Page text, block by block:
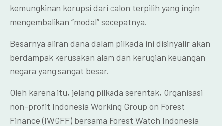
kemungkinan korupsi dari calon terpilih yang ingin
mengembalikan “modal” secepatnya.
Besarnya aliran dana dalam pilkada ini disinyalir akan
berdampak kerusakan alam dan kerugian keuangan
negara yang sangat besar.
Oleh karena itu, jelang pilkada serentak, Organisasi
non-profit Indonesia Working Group on Forest
Finance (IWGFF) bersama Forest Watch Indonesia